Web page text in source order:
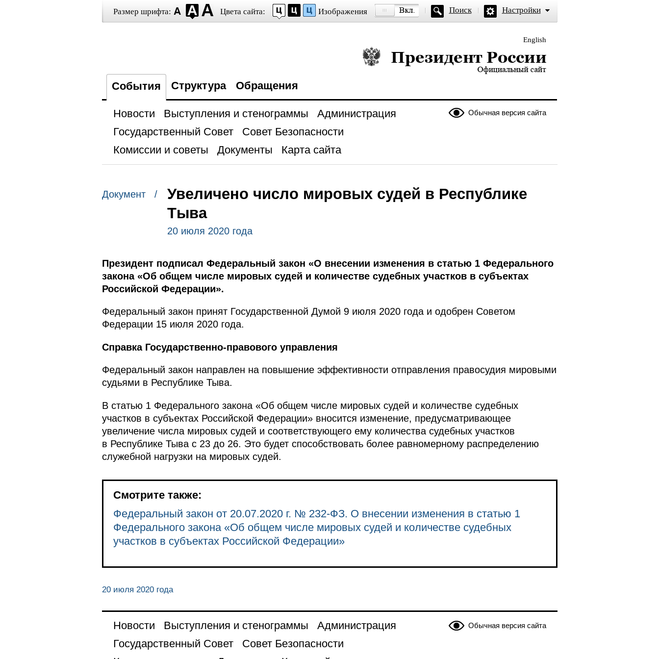
Размер шрифта: Цвета сайта: Изображения Поиск Настройки
English
Президент России — официальный сайт
События Структура Обращения
Обычная версия сайта
Новости Выступления и стенограммы
Администрация
Государственный Совет
Совет Безопасности
Комиссии и советы
Документы Карта сайта
Документ /
Увеличено число мировых судей в Республике
Тыва
20 июля 2020 года
Президент подписал Федеральный закон «О внесении изменения в статью 1 Федерального
закона «Об общем числе мировых судей и количестве судебных участков в субъектах
Российской Федерации».
Федеральный закон принят Государственной Думой 9 июля 2020 года и одобрен Советом
Федерации 15 июля 2020 года.
Справка Государственно-правового управления
Федеральный закон направлен на повышение эффективности отправления правосудия мировыми
судьями в Республике Тыва.
В статью 1 Федерального закона «Об общем числе мировых судей и количестве судебных
участков в субъектах Российской Федерации» вносится изменение, предусматривающее
увеличение числа мировых судей и соответствующего ему количества судебных участков
в Республике Тыва с 23 до 26. Это будет способствовать более равномерному распределению
служебной нагрузки на мировых судей.
Смотрите также:
Федеральный закон от 20.07.2020 г. № 232-ФЗ. О внесении изменения в статью 1
Федерального закона «Об общем числе мировых судей и количестве судебных
участков в субъектах Российской Федерации»
20 июля 2020 года
Обычная версия сайта
Новости Выступления и стенограммы
Администрация
Государственный Совет
Совет Безопасности